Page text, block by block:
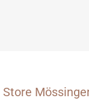
Store